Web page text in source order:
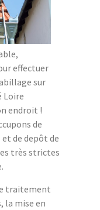
effectuer
sur
Loire
endroit !
de
de depôt de
très strictes
traitement
la mise en